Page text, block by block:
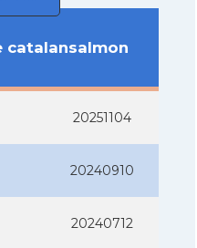
catalansalmon
20251104
20240910
20240712